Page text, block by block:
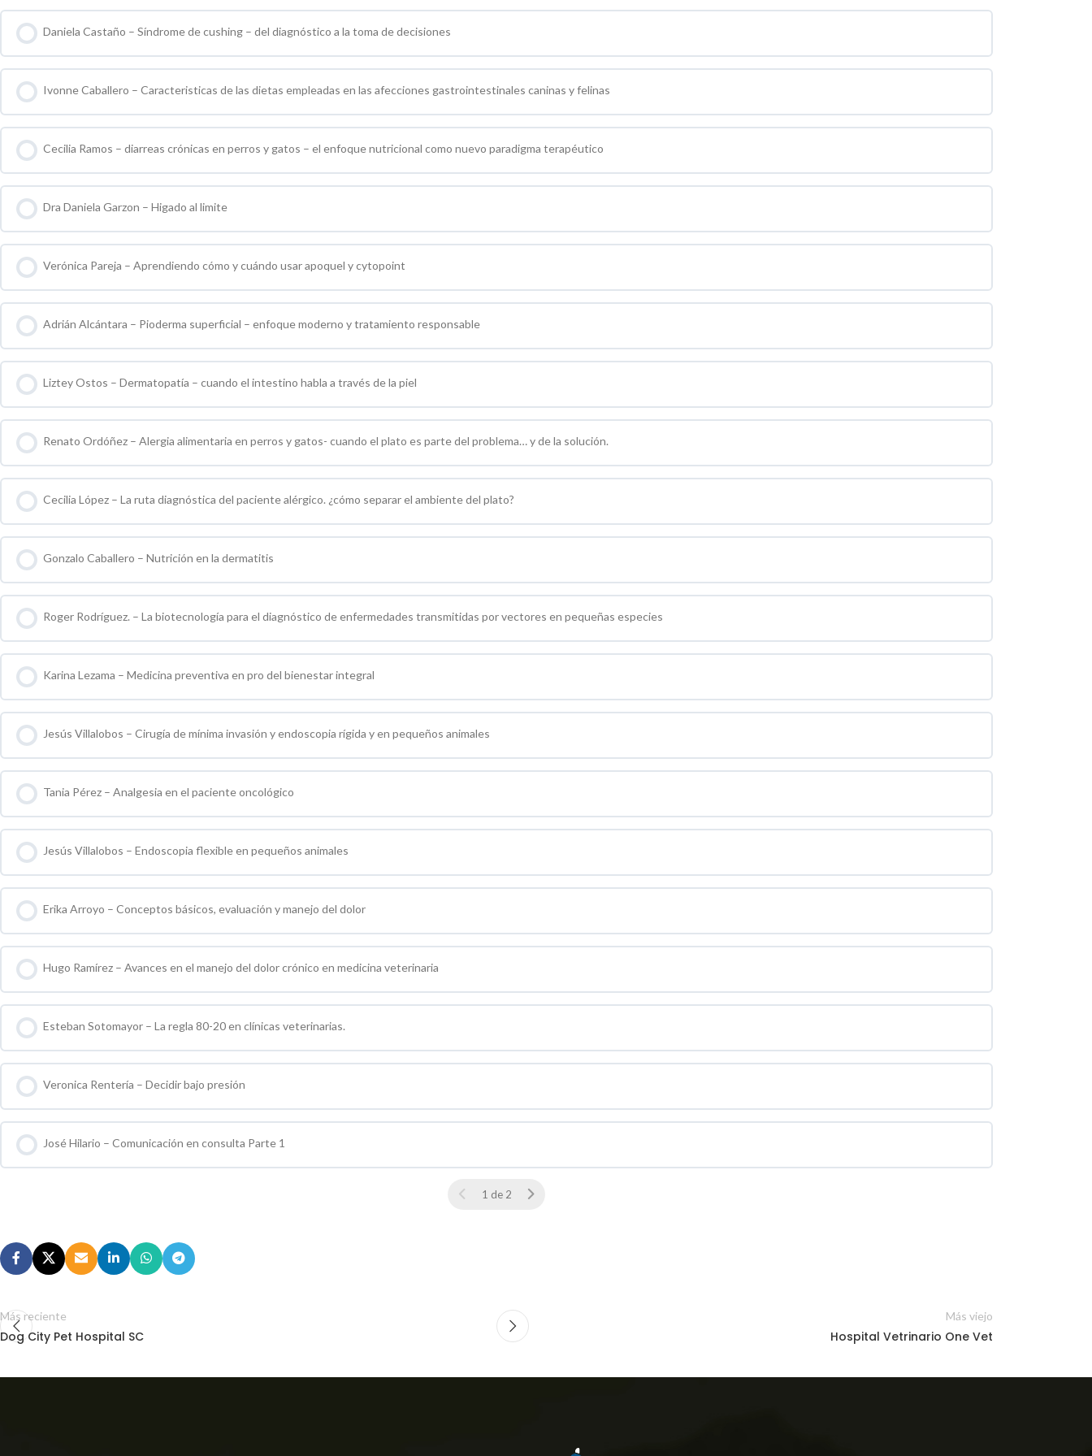
Daniela Castaño – Síndrome de cushing – del diagnóstico a la toma de decisiones
0 % COMPLETO 0 / 0 pasos
Ivonne Caballero – Caracteristicas de las dietas empleadas en las afecciones gastrointestinales caninas y felinas
0 % COMPLETO 0 / 0 pasos
Cecilia Ramos – diarreas crónicas en perros y gatos – el enfoque nutricional como nuevo paradigma terapéutico
0 % COMPLETO 0 / 0 pasos
Dra Daniela Garzon – Higado al limite
0 % COMPLETO 0 / 0 pasos
Verónica Pareja – Aprendiendo cómo y cuándo usar apoquel y cytopoint
0 % COMPLETO 0 / 0 pasos
Adrián Alcántara – Pioderma superficial – enfoque moderno y tratamiento responsable
0 % COMPLETO 0 / 0 pasos
Liztey Ostos – Dermatopatía – cuando el intestino habla a través de la piel
0 % COMPLETO 0 / 0 pasos
Renato Ordóñez – Alergia alimentaria en perros y gatos- cuando el plato es parte del problema… y de la solución.
0 % COMPLETO 0 / 0 pasos
Cecilia López – La ruta diagnóstica del paciente alérgico. ¿cómo separar el ambiente del plato?
0 % COMPLETO 0 / 0 pasos
Gonzalo Caballero – Nutrición en la dermatitis
0 % COMPLETO 0 / 0 pasos
Roger Rodríguez. – La biotecnología para el diagnóstico de enfermedades transmitidas por vectores en pequeñas especies
0 % COMPLETO 0 / 0 pasos
Karina Lezama – Medicina preventiva en pro del bienestar integral
0 % COMPLETO 0 / 0 pasos
Jesús Villalobos – Cirugía de mínima invasión y endoscopia rígida y en pequeños animales
0 % COMPLETO 0 / 0 pasos
Tania Pérez – Analgesia en el paciente oncológico
0 % COMPLETO 0 / 0 pasos
Jesús Villalobos – Endoscopia flexible en pequeños animales
0 % COMPLETO 0 / 0 pasos
Erika Arroyo – Conceptos básicos, evaluación y manejo del dolor
0 % COMPLETO 0 / 0 pasos
Hugo Ramírez – Avances en el manejo del dolor crónico en medicina veterinaria
0 % COMPLETO 0 / 0 pasos
Esteban Sotomayor – La regla 80-20 en clínicas veterinarias.
0 % COMPLETO 0 / 0 pasos
Veronica Rentería – Decidir bajo presión
0 % COMPLETO 0 / 0 pasos
José Hilario – Comunicación en consulta Parte 1
0 % COMPLETO 0 / 0 pasos
1 de 2
Más reciente
Dog City Pet Hospital SC
Más viejo
Hospital Vetrinario One Vet